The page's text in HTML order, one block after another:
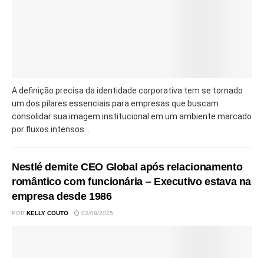
A definição precisa da identidade corporativa tem se tornado
um dos pilares essenciais para empresas que buscam
consolidar sua imagem institucional em um ambiente marcado
por fluxos intensos...
Nestlé demite CEO Global após relacionamento
romântico com funcionária – Executivo estava na
empresa desde 1986
POR KELLY COUTO 02/09/2025